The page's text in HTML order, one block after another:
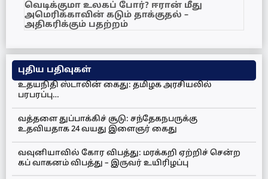
வெடிக்குமா உலகப் போர்? ஈரான் மீது
அமெரிக்காவின் கடும் தாக்குதல் –
அதிகரிக்கும் பதற்றம்
புதிய பதிவுகள்
உதயநிதி ஸ்டாலின் கைது: தமிழக அரசியலில்
பரபரப்பு…
வத்தளை துப்பாக்கிச் சூடு: சந்தேகநபருக்கு
உதவியதாக 24 வயது இளைஞர் கைது
வவுனியாவில் கோர விபத்து: மரக்கறி ஏற்றிச் சென்ற
கப் வாகனம் விபத்து – இருவர் உயிரிழப்பு